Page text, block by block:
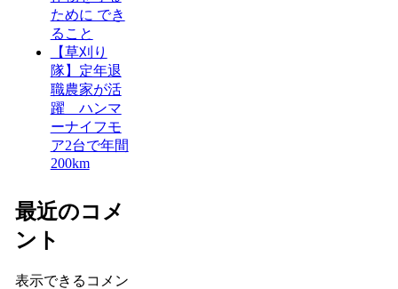
ために でき
ること
【草刈り
隊】定年退
職農家が活
躍 ハンマ
ーナイフモ
ア2台で年間
200km
最近のコメ
ント
表示できるコメン